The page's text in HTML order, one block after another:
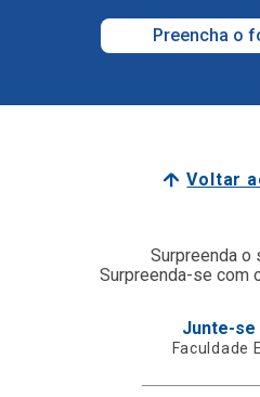
Preencha o
Voltar
Surpreenda o
Surpreenda-se com
Junte-se
Faculdade